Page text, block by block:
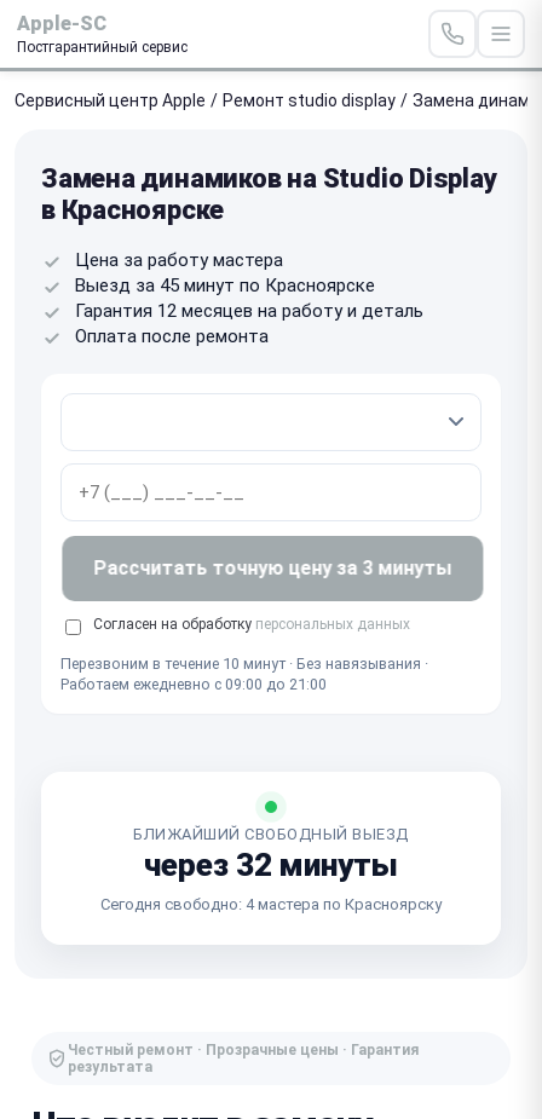
Apple-SC
Постгарантийный сервис
Сервисный центр Apple / Ремонт studio display / Замена
Замена динамиков на Studio Display
в Красноярске
Цена за работу мастера
Выезд за 45 минут по Красноярске
Гарантия 12 месяцев на работу и деталь
Оплата после ремонта
Рассчитать точную цену за 3 минуты
Согласен на обработку персональных данных
Перезвоним в течение 10 минут · Без навязывания ·
Работаем ежедневно с 09:00 до 21:00
БЛИЖАЙШИЙ СВОБОДНЫЙ ВЫЕЗД
через 32 минуты
Сегодня свободно: 4 мастера по Красноярску
Честный ремонт · Прозрачные цены · Гарантия
результата